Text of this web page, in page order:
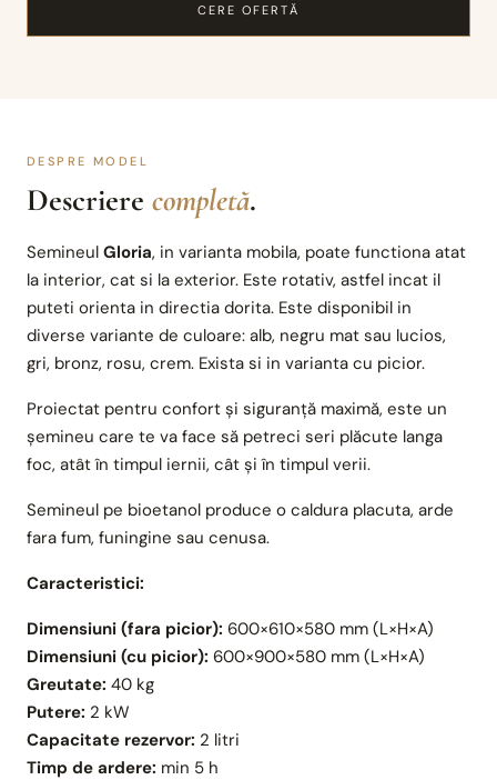
CERE OFERTĂ
DESPRE MODEL
Descriere completă.
Semineul Gloria, in varianta mobila, poate functiona atat
la interior, cat si la exterior. Este rotativ, astfel incat il
puteti orienta in directia dorita. Este disponibil in
diverse variante de culoare: alb, negru mat sau lucios,
gri, bronz, rosu, crem. Exista si in varianta cu picior.
Proiectat pentru confort și siguranță maximă, este un
șemineu care te va face să petreci seri plăcute langa
foc, atât în ​​timpul iernii, cât și în timpul verii.
Semineul pe bioetanol produce o caldura placuta, arde
fara fum, funingine sau cenusa.
Caracteristici:
Dimensiuni (fara picior): 600×610×580 mm (L×H×A)
Dimensiuni (cu picior): 600×900×580 mm (L×H×A)
Greutate: 40 kg
Putere: 2 kW
Capacitate rezervor: 2 litri
Timp de ardere: min 5 h